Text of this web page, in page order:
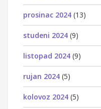
prosinac 2024 (13)
studeni 2024 (9)
listopad 2024 (9)
rujan 2024 (5)
kolovoz 2024 (5)